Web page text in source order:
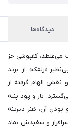
دیدگاه‌ها
می‌غلطد، کفپوشی جز
«زلفک» از برند
نقشی الهام گرفته از
تار و پود پنبه
بودن آن، هنر دیرینه
و سفیدش نماد